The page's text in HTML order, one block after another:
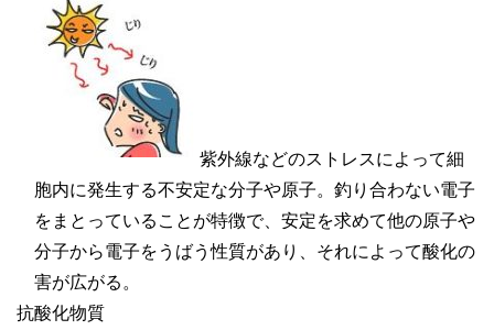
紫外線などのストレスによって細
胞内に発生する不安定な分子や原子。釣り合わない電子
をまとっていることが特徴で、安定を求めて他の原子や
分子から電子をうばう性質があり、それによって酸化の
害が広がる。
抗酸化物質